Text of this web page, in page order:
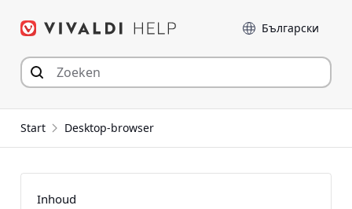
naar
Taal
Start Desktop-browser
Inhoud